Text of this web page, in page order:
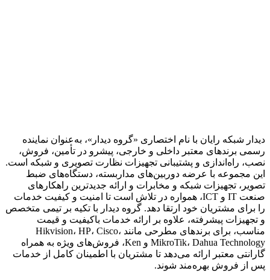
دیدار شبکه رایان با نام اختصاری «گروه دیدار»، به‌عنوان نماینده
رسمی برندهای معتبر داخلی و خارجی، پیشرو در تأمین، فروش،
نصب، راه‌اندازی و پشتیبانی تجهیزات نظارت تصویری و شبکه است.
این مجموعه با عرضه دوربین‌های مداربسته، دستگاه‌های ضبط
تصویر، تجهیزات شبکه و مخابرات و ارائه جدیدترین راهکارهای
صنعت IT و ICT، همواره در تلاش است تا امنیت و کیفیت خدمات
را برای مشتریان خود ارتقا دهد. گروه دیدار با تکیه بر تیمی متخصص
و تجهیزات پیشرفته، علاوه بر ارائه خدمات باکیفیت و قیمت
مناسب، برای برندهای مطرحی مانند Hikvision، HP، Cisco،
MikroTik، Dahua Technology و Ken، فروش‌های ویژه به همراه
گارانتی معتبر ارائه می‌دهد تا مشتریان با اطمینان کامل از خدمات
پس از فروش بهره‌مند شوند.